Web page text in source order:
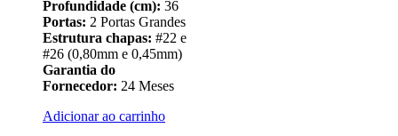
Profundidade (cm): 36
Portas: 2 Portas Grandes
Estrutura chapas: #22 e
#26 (0,80mm e 0,45mm)
Garantia do
Fornecedor: 24 Meses
Adicionar ao carrinho